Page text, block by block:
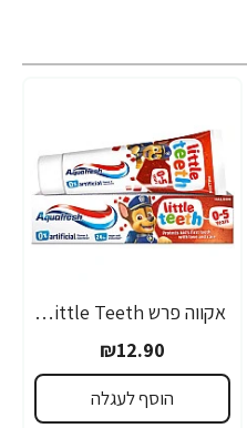
אקווה פרש Little Teeth משחת שיניים חלב לגילאי 0-5 שנים - 50 מ"ל
₪12.90
הוסף לעגלה